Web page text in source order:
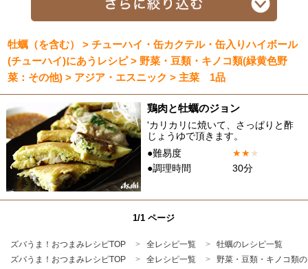
牡蠣（を含む） > チューハイ・缶カクテル・缶入りハイボール
(チューハイ)にあうレシピ > 野菜・豆類・キノコ類(緑黄色野
菜：その他) > アジア・エスニック > 主菜 1品
鶏肉と牡蠣のジョン
'カリカリに焼いて、さっぱりと酢
じょうゆで頂きます。
●難易度
★★★
●調理時間
30分
1/1 ページ
ズバうま！おつまみレシピTOP 全レシピ一覧
牡蠣のレシピ一覧
ズバうま！おつまみレシピTOP
全レシピ一覧 野菜・豆類・キノコ類